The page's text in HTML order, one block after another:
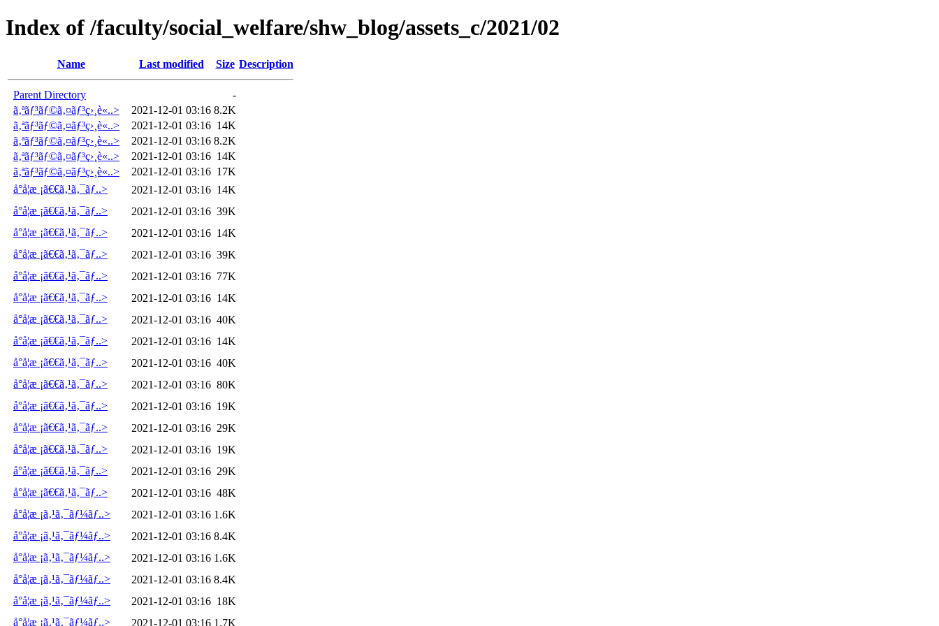
Index of /faculty/social_welfare/shw_blog/assets_c/2021/02
Name Last modified Size Description
Parent Directory
-
ã‚ªãƒ³ãƒ©ã‚¤ãƒ³ç›¸è«..>
2021-12-01 03:16 8.2K
ã‚ªãƒ³ãƒ©ã‚¤ãƒ³ç›¸è«..>
2021-12-01 03:16 14K
ã‚ªãƒ³ãƒ©ã‚¤ãƒ³ç›¸è«..>
2021-12-01 03:16 8.2K
ã‚ªãƒ³ãƒ©ã‚¤ãƒ³ç›¸è«..>
2021-12-01 03:16 14K
ã‚ªãƒ³ãƒ©ã‚¤ãƒ³ç›¸è«..>
2021-12-01 03:16 17K
å°å­¦æ ¡ã€€ã‚¹ã‚¯ãƒ..>
2021-12-01 03:16 14K
å°å­¦æ ¡ã€€ã‚¹ã‚¯ãƒ..>
2021-12-01 03:16 39K
å°å­¦æ ¡ã€€ã‚¹ã‚¯ãƒ..>
2021-12-01 03:16 14K
å°å­¦æ ¡ã€€ã‚¹ã‚¯ãƒ..>
2021-12-01 03:16 39K
å°å­¦æ ¡ã€€ã‚¹ã‚¯ãƒ..>
2021-12-01 03:16 77K
å°å­¦æ ¡ã€€ã‚¹ã‚¯ãƒ..>
2021-12-01 03:16 14K
å°å­¦æ ¡ã€€ã‚¹ã‚¯ãƒ..>
2021-12-01 03:16 40K
å°å­¦æ ¡ã€€ã‚¹ã‚¯ãƒ..>
2021-12-01 03:16 14K
å°å­¦æ ¡ã€€ã‚¹ã‚¯ãƒ..>
2021-12-01 03:16 40K
å°å­¦æ ¡ã€€ã‚¹ã‚¯ãƒ..>
2021-12-01 03:16 80K
å°å­¦æ ¡ã€€ã‚¹ã‚¯ãƒ..>
2021-12-01 03:16 19K
å°å­¦æ ¡ã€€ã‚¹ã‚¯ãƒ..>
2021-12-01 03:16 29K
å°å­¦æ ¡ã€€ã‚¹ã‚¯ãƒ..>
2021-12-01 03:16 19K
å°å­¦æ ¡ã€€ã‚¹ã‚¯ãƒ..>
2021-12-01 03:16 29K
å°å­¦æ ¡ã€€ã‚¹ã‚¯ãƒ..>
2021-12-01 03:16 48K
å°å­¦æ ¡ã‚¹ã‚¯ãƒ¼ãƒ..>
2021-12-01 03:16 1.6K
å°å­¦æ ¡ã‚¹ã‚¯ãƒ¼ãƒ..>
2021-12-01 03:16 8.4K
å°å­¦æ ¡ã‚¹ã‚¯ãƒ¼ãƒ..>
2021-12-01 03:16 1.6K
å°å­¦æ ¡ã‚¹ã‚¯ãƒ¼ãƒ..>
2021-12-01 03:16 8.4K
å°å­¦æ ¡ã‚¹ã‚¯ãƒ¼ãƒ..>
2021-12-01 03:16 18K
å°å­¦æ ¡ã‚¹ã‚¯ãƒ¼ãƒ..>
2021-12-01 03:16 1.7K